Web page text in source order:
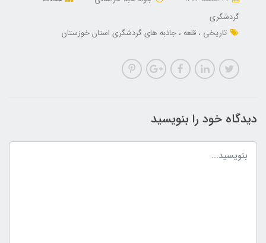
گردشگری
تاریخی
قلعه جاذبه های گردشگری استان خوزستان
دیدگاه خود را بنویسید